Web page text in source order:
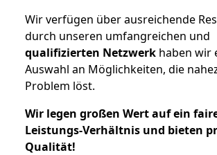
Wir verfügen über ausreichende
durch unseren umfangreichen und
qualifizierten Netzwerk haben wir
Auswahl an Möglichkeiten, die
Problem löst.
Wir legen großen Wert auf ein
Leistungs-Verhältnis und bieten
Qualität!